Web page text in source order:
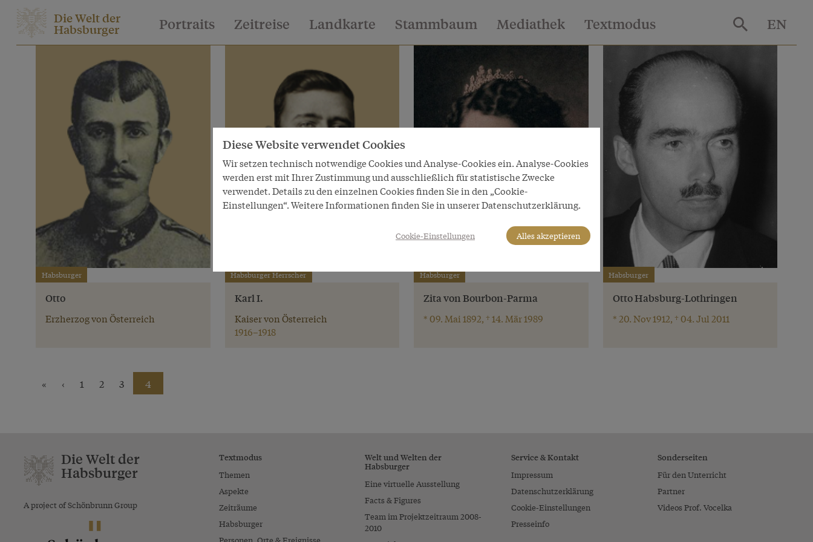
Die Welt der
Habsburger Portraits Zeitreise Landkarte Stammbaum Mediathek Textmodus EN
Habsburger
Otto
Erzherzog von Österreich
Habsburger Herrscher
Karl I.
Kaiser von Österreich
1916–1918
Habsburger
Zita von Bourbon-Parma
* 09. Mai 1892, † 14. Mär 1989
Habsburger
Otto Habsburg-Lothringen
* 20. Nov 1912, † 04. Jul 2011
« ‹ 1 2 3 4
Die Welt der
Habsburger
A project of Schönbrunn Group
Textmodus
Themen
Aspekte
Zeiträume
Habsburger
Welt und Welten der
Habsburger
Eine virtuelle Ausstellung
Facts & Figures
Team im Projektzeitraum 2008-
2010
Service & Kontakt
Impressum
Datenschutzerklärung
Cookie-Einstellungen
Presseinfo
Sonderseiten
Für den Unterricht
Partner
Videos Prof. Vocelka
Diese Website verwendet Cookies
Wir setzen technisch notwendige Cookies und Analyse-Cookies ein. Analyse-Cookies
werden erst mit Ihrer Zustimmung und ausschließlich für statistische Zwecke
verwendet. Details zu den einzelnen Cookies finden Sie in den „Cookie-
Einstellungen“. Weitere Informationen finden Sie in unserer Datenschutzerklärung.
Cookie-Einstellungen Alles akzeptieren